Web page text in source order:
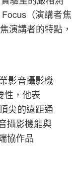
（演講者焦
演講者的特點，
影音攝影機
性，他表
尖的遠距通
攝影機能與
協作品